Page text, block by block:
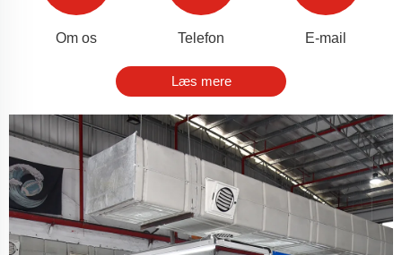
Om os Telefon E-mail
Læs mere